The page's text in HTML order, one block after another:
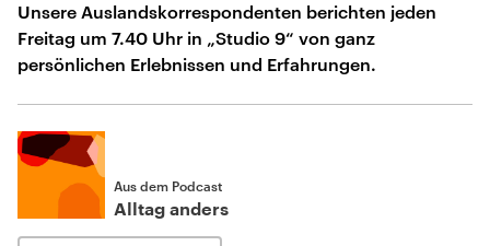
Unsere Auslandskorrespondenten berichten jeden
Freitag um 7.40 Uhr in „Studio 9“ von ganz
persönlichen Erlebnissen und Erfahrungen.
Aus dem Podcast
Alltag anders